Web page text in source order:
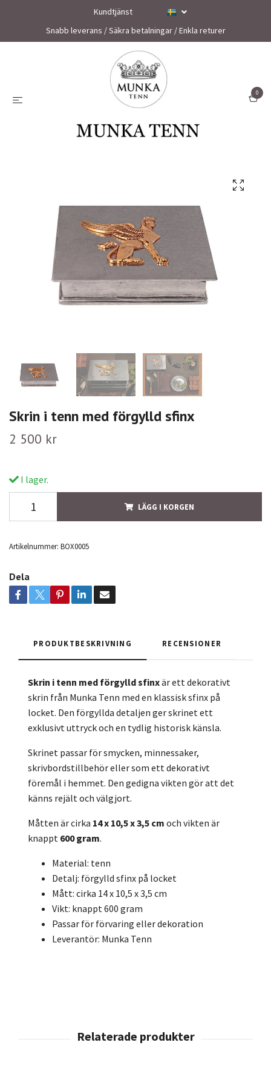
Kundtjänst
Snabb leverans / Säkra betalningar / Enkla returer
0
Skrin i tenn med förgylld sfinx
2 500 kr
I lager.
LÄGG I KORGEN
Artikelnummer: BOX0005
Dela
PRODUKTBESKRIVNING RECENSIONER
Skrin i tenn med förgylld sfinxär ett dekorativt
skrin från Munka Tenn med en klassisk sfinx på
locket. Den förgyllda detaljen ger skrinet ett
exklusivt uttryck och en tydlig historisk känsla.
Skrinet passar för smycken, minnessaker,
skrivbordstillbehör eller som ett dekorativt
föremål i hemmet. Den gedigna vikten gör att det
känns rejält och välgjort.
Måtten är cirka 14 x 10,5 x 3,5 cm och vikten är
knappt 600 gram.
Material: tenn
Detalj: förgylld sfinx på locket
Mått: cirka 14 x 10,5 x 3,5 cm
Vikt: knappt 600 gram
Passar för förvaring eller dekoration
Leverantör: Munka Tenn